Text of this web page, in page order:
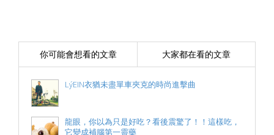
你可能會想看的文章 大家都在看的文章
LýEIN衣猶未盡單車夾克的時尚進擊曲
龍眼，你以為只是好吃？看後震驚了！！這樣吃，
它變成補腦第一靈藥